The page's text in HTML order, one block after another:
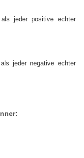
jeder positive echter
jeder negative echter